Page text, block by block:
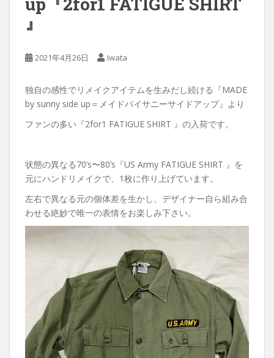
』
2021年4月26日 Iwata
独自の感性でリメイクアイテムを生みだし続ける『MADE
by sunny side up＝メイドバイサニーサイドアップ』より
ファンの多い『2for1 FATIGUE SHIRT 』の入荷です。
状態の異なる70’s〜80’s『US Army FATIGUE SHIRT 』を
元にハンドリメイクで、1枚に作り上げています。
左右で異なる元の個体差を生かし、デザイナー自ら組み合
わせる絶妙で唯一の表情をお楽しみ下さい。